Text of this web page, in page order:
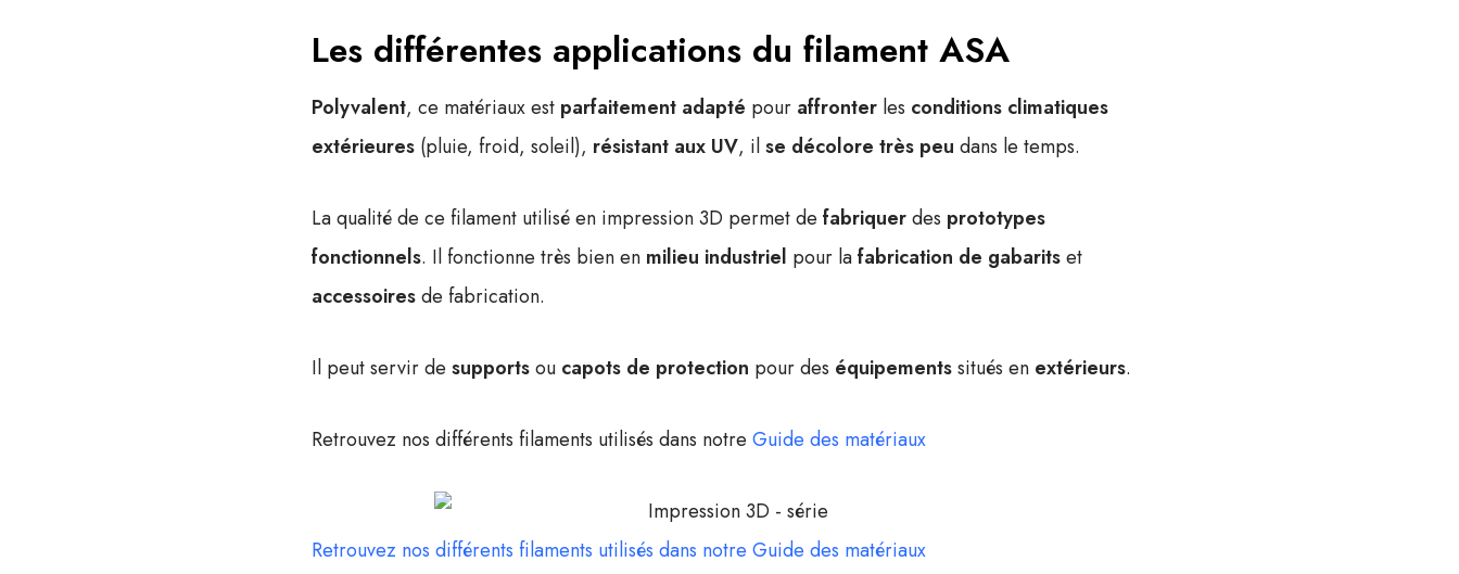
Les différentes applications du filament ASA
Polyvalent, ce matériaux est parfaitement adapté pour affronter les conditions climatiques
extérieures (pluie, froid, soleil), résistant aux UV, ilse décolore très peu dans le temps.
La qualité de ce filament utilisé en impression 3D permet de fabriquerdes prototypes
fonctionnels. Il fonctionne très bien en milieu industriel pour lafabrication de gabaritset
accessoiresde fabrication.
Il peut servir de supportsou capots de protection pour des équipementssitués en extérieurs.
Retrouvez nos différents filaments utilisés dans notre Guide des matériaux
Retrouvez nos différents filaments utilisés dans notre Guide des matériaux